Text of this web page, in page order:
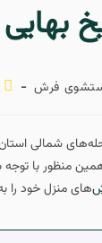
بهایی
فرش
شمالی
منظور با توجه
‌های منزل خود را